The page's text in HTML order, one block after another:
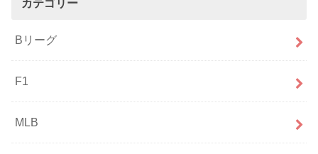
カテゴリー
Bリーグ
F1
MLB